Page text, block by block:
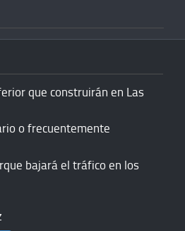
que construirán en Las
o frecuentemente
bajará el tráfico en los